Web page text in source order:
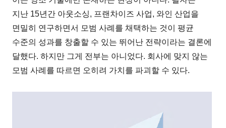
지난 15년간 아웃소싱, 프랜차이즈 사업, 와인 산업을
면밀히 연구하면서 모범 사례를 채택하는 것이 평균
수준의 성과를 창출할 수 있는 뛰어난 전략이라는 결론에
달했다. 하지만 그게 전부는 아니었다. 회사에 맞지 않는
모범 사례를 따르면 오히려 가치를 파괴할 수 있다.